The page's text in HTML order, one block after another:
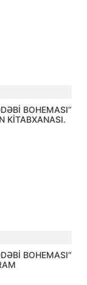
BOHEMASI”
KİTABXANASI.
BOHEMASI”